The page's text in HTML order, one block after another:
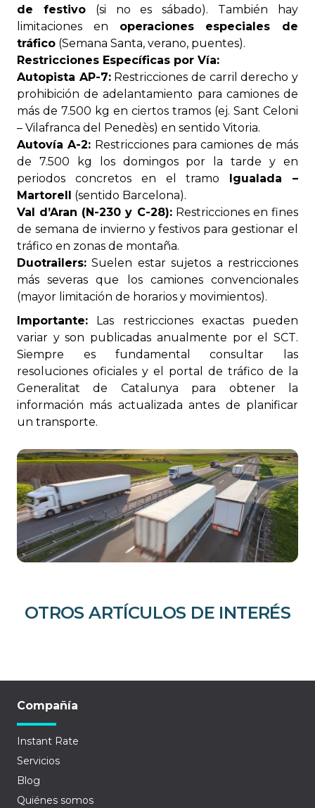
de festivo(si no es sábado). También hay
limitaciones en operaciones especiales de
tráfico (Semana Santa, verano, puentes).
Restricciones Específicas por Vía:
Autopista AP-7:Restricciones de carril derecho y
prohibición de adelantamiento para camiones de
más de 7.500 kg en ciertos tramos (ej. Sant Celoni
– Vilafranca del Penedès) en sentido Vitoria.
Autovía A-2: Restricciones para camiones de más
de 7.500 kg los domingos por la tarde y en
periodos concretos en el tramo Igualada –
Martorell (sentido Barcelona).
Val d’Aran (N-230 y C-28):Restricciones en fines
de semana de invierno y festivos para gestionar el
tráfico en zonas de montaña.
Duotrailers: Suelen estar sujetos a restricciones
más severas que los camiones convencionales
(mayor limitación de horarios y movimientos).
Importante: Las restricciones exactas pueden
variar y son publicadas anualmente por el SCT.
Siempre es fundamental consultar las
resoluciones oficiales y el portal de tráfico de la
Generalitat de Catalunya para obtener la
información más actualizada antes de planificar
un transporte.
OTROS ARTÍCULOS DE INTERÉS
Compañía
Instant Rate
Servicios
Blog
Quiénes somos